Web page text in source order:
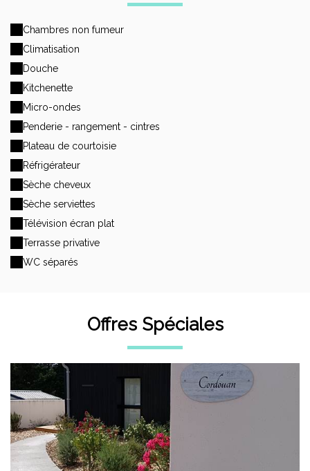
Chambres non fumeur
Climatisation
Douche
Kitchenette
Micro-ondes
Penderie - rangement - cintres
Plateau de courtoisie
Réfrigérateur
Sèche cheveux
Sèche serviettes
Télévision écran plat
Terrasse privative
WC séparés
Offres Spéciales